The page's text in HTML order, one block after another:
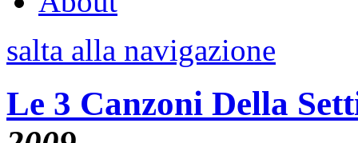
salta alla navigazione
Le 3 Canzoni Della